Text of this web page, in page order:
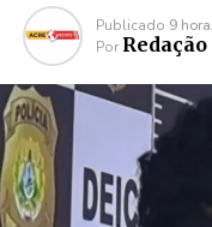
Publicado 9
Por